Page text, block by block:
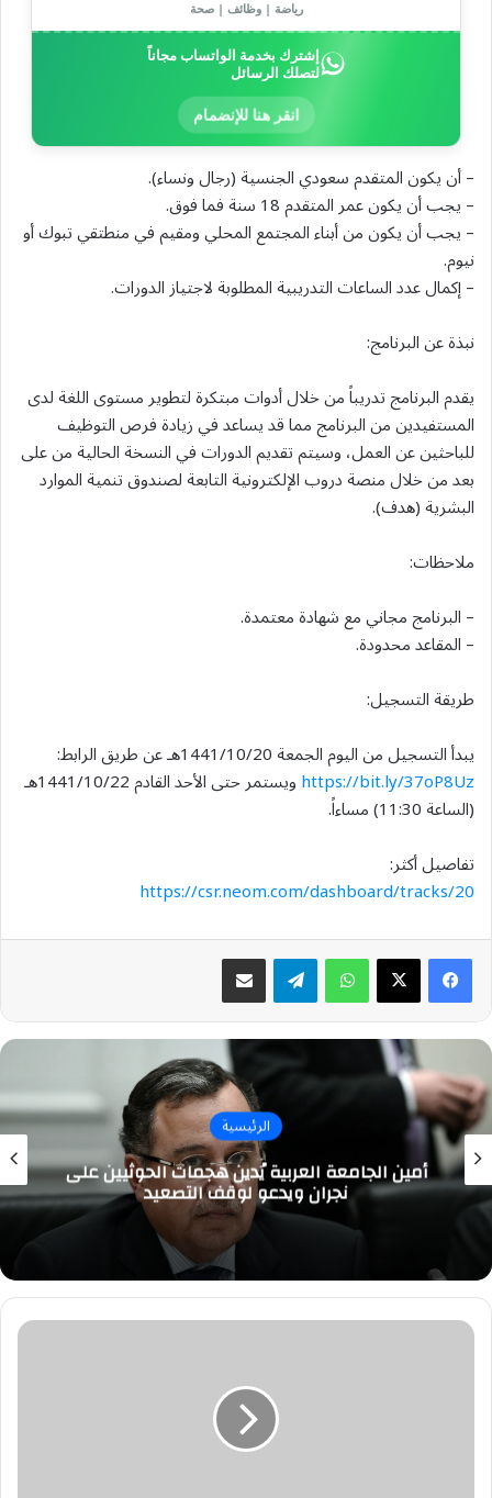
رياضة | وظائف | صحة
إشترك بخدمة الواتساب مجاناً
لتصلك الرسائل
انقر هنا للإنضمام
– أن يكون المتقدم سعودي الجنسية (رجال ونساء).
– يجب أن يكون عمر المتقدم 18 سنة فما فوق.
– يجب أن يكون من أبناء المجتمع المحلي ومقيم في منطتقي تبوك أو
نيوم.
– إكمال عدد الساعات التدريبية المطلوبة لاجتياز الدورات.
نبذة عن البرنامج:
يقدم البرنامج تدريباً من خلال أدوات مبتكرة لتطوير مستوى اللغة لدى
المستفيدين من البرنامج مما قد يساعد في زيادة فرص التوظيف
للباحثين عن العمل، وسيتم تقديم الدورات في النسخة الحالية من على
بعد من خلال منصة دروب الإلكترونية التابعة لصندوق تنمية الموارد
البشرية (هدف).
ملاحظات:
– البرنامج مجاني مع شهادة معتمدة.
– المقاعد محدودة.
طريقة التسجيل:
يبدأ التسجيل من اليوم الجمعة 1441/10/20هـ عن طريق الرابط:
https://bit.ly/37oP8Uz ويستمر حتى الأحد القادم 1441/10/22هـ
(الساعة 11:30) مساءاً.
تفاصيل أكثر:
https://csr.neom.com/dashboard/tracks/20
واتسابتيلقرام مشاركة عبر البريد
الرئيسية
أمين الجامعة العربية يُدين هجمات الحوثيين على
نجران ويدعو لوقف التصعيد
وزارة